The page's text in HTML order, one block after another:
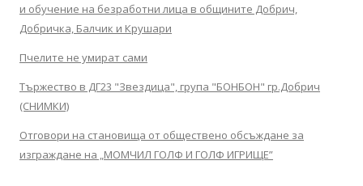
и обучение на безработни лица в общините Добрич,
Добричка, Балчик и Крушари
Пчелите не умират сами
Тържество в ДГ23 "Звездица", група "БОНБОН" гр.Добрич
(СНИМКИ)
Отговори на становища от обществено обсъждане за
изграждане на „МОМЧИЛ ГОЛФ И ГОЛФ ИГРИЩЕ”